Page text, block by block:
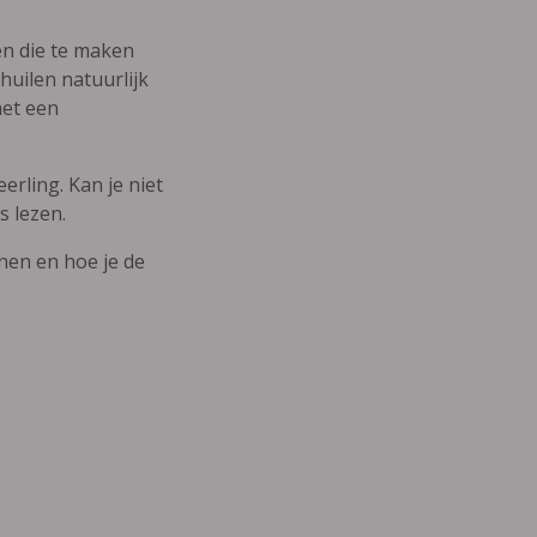
die te maken
natuurlijk
een
Kan je niet
lezen.
en hoe je de